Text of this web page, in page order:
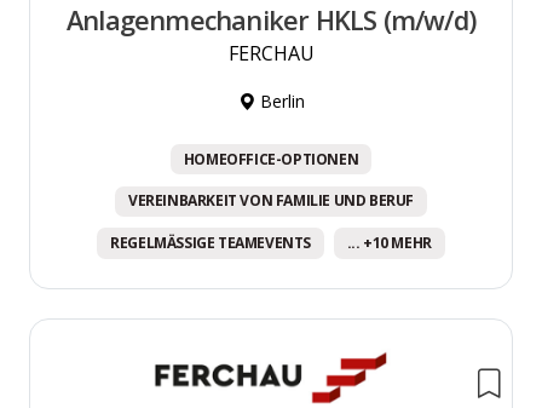
Anlagenmechaniker HKLS (m/w/d)
FERCHAU
Berlin
HOMEOFFICE-OPTIONEN
VEREINBARKEIT VON FAMILIE UND BERUF
REGELMÄSSIGE TEAMEVENTS ... +10 MEHR